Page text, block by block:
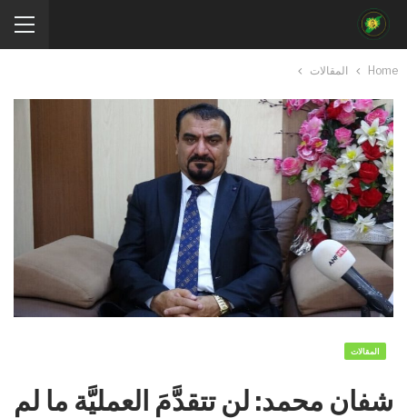
Home المقالات
المقالات
شفان محمد: لن تتقدَّمَ العمليَّة ما لم